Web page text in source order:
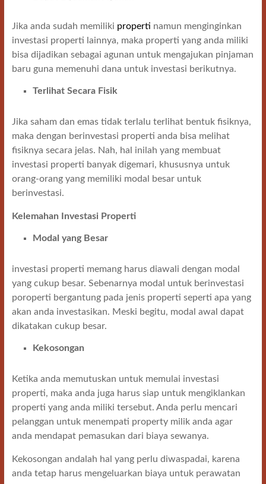
Jika anda sudah memiliki properti namun menginginkan
investasi properti lainnya, maka properti yang anda miliki
bisa dijadikan sebagai agunan untuk mengajukan pinjaman
baru guna memenuhi dana untuk investasi berikutnya.
Terlihat Secara Fisik
Jika saham dan emas tidak terlalu terlihat bentuk fisiknya,
maka dengan berinvestasi properti anda bisa melihat
fisiknya secara jelas. Nah, hal inilah yang membuat
investasi properti banyak digemari, khususnya untuk
orang-orang yang memiliki modal besar untuk
berinvestasi.
Kelemahan Investasi Properti
Modal yang Besar
investasi properti memang harus diawali dengan modal
yang cukup besar. Sebenarnya modal untuk berinvestasi
poroperti bergantung pada jenis properti seperti apa yang
akan anda investasikan. Meski begitu, modal awal dapat
dikatakan cukup besar.
Kekosongan
Ketika anda memutuskan untuk memulai investasi
properti, maka anda juga harus siap untuk mengiklankan
properti yang anda miliki tersebut. Anda perlu mencari
pelanggan untuk menempati property milik anda agar
anda mendapat pemasukan dari biaya sewanya.
Kekosongan andalah hal yang perlu diwaspadai, karena
anda tetap harus mengeluarkan biaya untuk perawatan